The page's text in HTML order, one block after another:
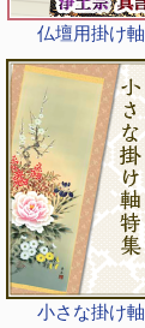
仏壇用掛け軸
小さな掛け軸